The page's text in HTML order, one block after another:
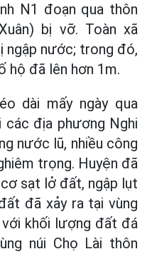
N1 đoạn qua thôn
bị vỡ. Toàn xã
ngập nước; trong đó,
hộ đã lên hơn 1m.
dài mấy ngày qua
các địa phương Nghi
nước lũ, nhiều công
trọng. Huyện đã
sạt lở đất, ngập lụt
đã xảy ra tại vùng
với khối lượng đất đá
núi Chọ Lài thôn